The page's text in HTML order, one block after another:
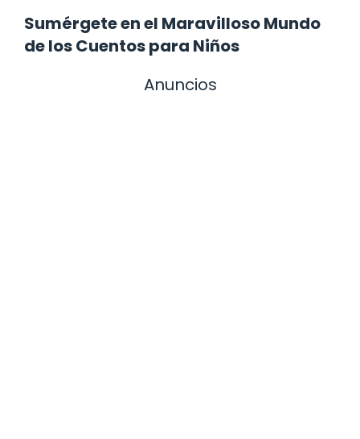
Sumérgete en el Maravilloso Mundo
de los Cuentos para Niños
Anuncios